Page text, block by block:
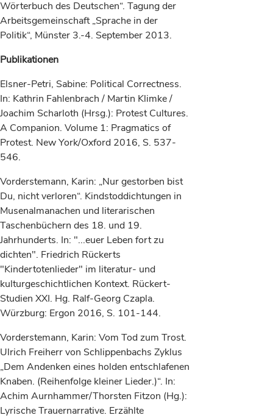
Wörterbuch des Deutschen“. Tagung der
Arbeitsgemeinschaft „Sprache in der
Politik“, Münster 3.-4. September 2013.
Publikationen
Elsner-Petri, Sabine: Political Correctness.
In: Kathrin Fahlenbrach / Martin Klimke /
Joachim Scharloth (Hrsg.): Protest Cultures.
A Companion. Volume 1: Pragmatics of
Protest. New York/Oxford 2016, S. 537-
546.
Vorderstemann, Karin: „Nur gestorben bist
Du, nicht verloren“. Kindstoddichtungen in
Musenalmanachen und literarischen
Taschenbüchern des 18. und 19.
Jahrhunderts. In: "...euer Leben fort zu
dichten". Friedrich Rückerts
"Kindertotenlieder" im literatur- und
kulturgeschichtlichen Kontext. Rückert-
Studien XXI. Hg. Ralf-Georg Czapla.
Würzburg: Ergon 2016, S. 101-144.
Vorderstemann, Karin: Vom Tod zum Trost.
Ulrich Freiherr von Schlippenbachs Zyklus
„Dem Andenken eines holden entschlafenen
Knaben. (Reihenfolge kleiner Lieder.)“. In:
Achim Aurnhammer/Thorsten Fitzon (Hg.):
Lyrische Trauernarrative. Erzählte